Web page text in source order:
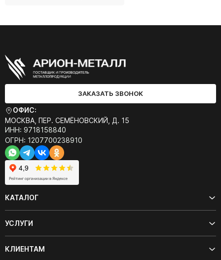
ЗАКАЗАТЬ ЗВОНОК
ОФИС:
МОСКВА, ПЕР. СЕМЁНОВСКИЙ, Д. 15
ИНН: 9718158840
ОГРН: 1207700238910
КАТАЛОГ
УСЛУГИ
КЛИЕНТАМ